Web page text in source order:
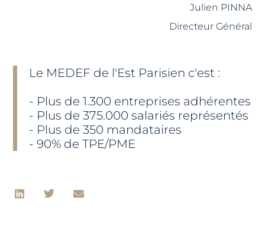
Julien PINNA
Directeur Général
Le MEDEF de l'Est Parisien c'est :
- Plus de 1.300 entreprises adhérentes
- Plus de 375.000 salariés représentés
- Plus de 350 mandataires
- 90% de TPE/PME